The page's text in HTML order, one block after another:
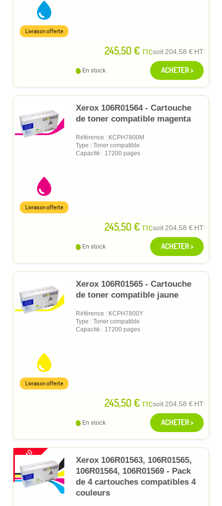
245,50 € TTCsoit204,58 € HT
Livraison offerte
En stock ACHETER >
Xerox 106R01564 - Cartouche
de toner compatible magenta
Référence : KCPH7800M
Type : Toner compatible
Capacité : 17200 pages
245,50 € TTCsoit204,58 € HT
Livraison offerte
En stock ACHETER >
Xerox 106R01565 - Cartouche
de toner compatible jaune
Référence : KCPH7800Y
Type : Toner compatible
Capacité : 17200 pages
245,50 € TTCsoit204,58 € HT
Livraison offerte
En stock ACHETER >
PROMO
Xerox 106R01563, 106R01565,
106R01564, 106R01569 - Pack
de 4 cartouches compatibles 4
couleurs